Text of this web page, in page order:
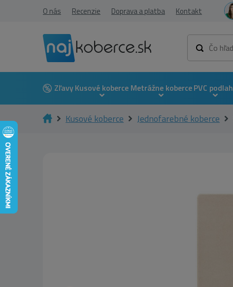
O nás Recenzie Doprava a platba Kontakt
ZľavyKusové koberce Metrážne kobercePVC
Kusové koberce Jednofarebné koberce